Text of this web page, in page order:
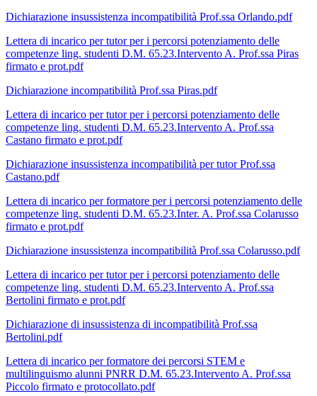
Dichiarazione insussistenza incompatibilità Prof.ssa Orlando.pdf
Lettera di incarico per tutor per i percorsi potenziamento delle
competenze ling. studenti D.M. 65.23.Intervento A. Prof.ssa Piras
firmato e prot.pdf
Dichiarazione incompatibilità Prof.ssa Piras.pdf
Lettera di incarico per tutor per i percorsi potenziamento delle
competenze ling. studenti D.M. 65.23.Intervento A. Prof.ssa
Castano firmato e prot.pdf
Dichiarazione insussistenza incompatibilità per tutor Prof.ssa
Castano.pdf
Lettera di incarico per formatore per i percorsi potenziamento delle
competenze ling. studenti D.M. 65.23.Inter. A. Prof.ssa Colarusso
firmato e prot.pdf
Dichiarazione insussistenza incompatibilità Prof.ssa Colarusso.pdf
Lettera di incarico per tutor per i percorsi potenziamento delle
competenze ling. studenti D.M. 65.23.Intervento A. Prof.ssa
Bertolini firmato e prot.pdf
Dichiarazione di insussistenza di incompatibilità Prof.ssa
Bertolini.pdf
Lettera di incarico per formatore dei percorsi STEM e
multilinguismo alunni PNRR D.M. 65.23.Intervento A. Prof.ssa
Piccolo firmato e protocollato.pdf